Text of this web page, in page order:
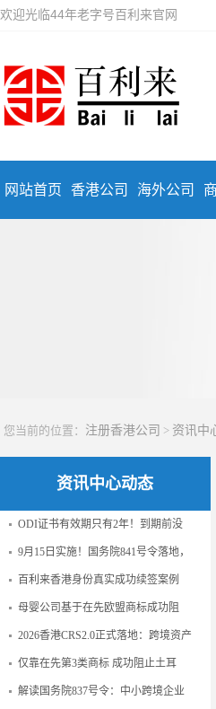
欢迎光临44年老字号百利来官网
网站首页 香港公司 海外公司
您当前的位置： 注册香港公司 > 资讯中
资讯中心动态
ODI证书有效期只有2年！到期前没
9月15日实施！国务院841号令落地，
百利来香港身份真实成功续签案例
母婴公司基于在先欧盟商标成功阻
2026香港CRS2.0正式落地：跨境资产
仅靠在先第3类商标 成功阻止土耳
解读国务院837号令：中小跨境企业